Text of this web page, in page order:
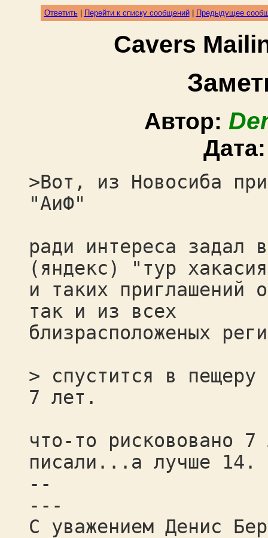
Ответить| Перейти к списку сообщений| Предыдущее
Cavers
Автор:
>Вот, из Новосиба
"АиФ"
ради интереса задал
(яндекс) "тур
и таких приглашений
так и из всех
близрасположеных
> спустится в
7 лет.
что-то рискововано
писали...а лучше 14.
--
---
С уважением Денис